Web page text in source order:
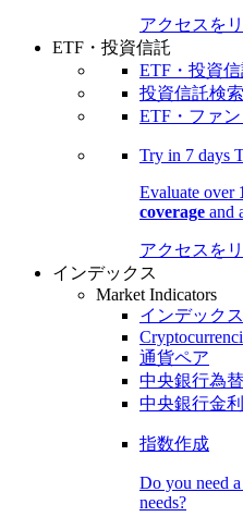
アクセスを
ETF・投資信託
ETF・投資
投資信託検索
ETF・ファ
Try in 7 days
Evaluate over
coverage and
アクセスを
インデックス
Market Indicators
インデック
通貨ペア
中央銀行為
中央銀行金利
指数作成
Do you need
needs?